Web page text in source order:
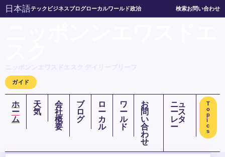
日本語テック ビジネスブログローカルワールド政治 検索お問い合わせ
ニッポンンエワスドエスク デイリーブリーフ
ガイド
ホ
ー
ム
天
気
会
社
概
要
ブ
ロ
グ
ロ
ー
カ
ル
ワ
ー
ル
ド
お
問
い
合
わ
せ
ニュ
ース
レタ
ー
T
o
p
i
c
s